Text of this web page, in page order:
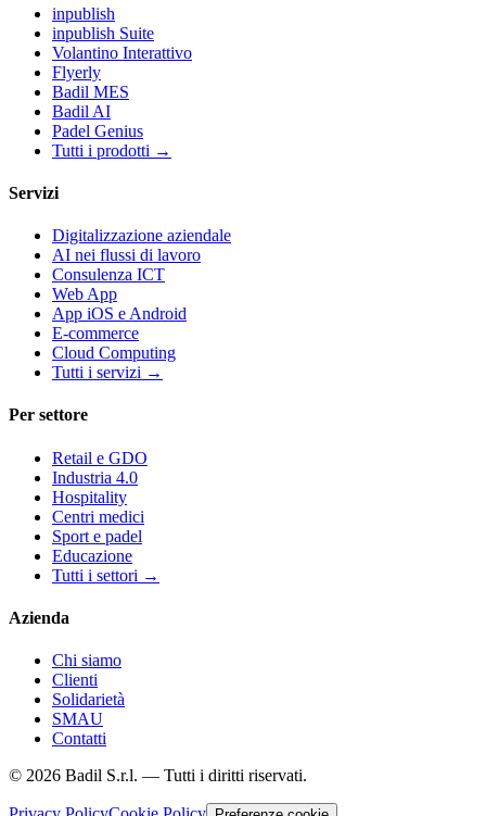
inpublish
inpublish Suite
Volantino Interattivo
Flyerly
Badil MES
Badil AI
Padel Genius
Tutti i prodotti →
Servizi
Digitalizzazione aziendale
AI nei flussi di lavoro
Consulenza ICT
Web App
App iOS e Android
E-commerce
Cloud Computing
Tutti i servizi →
Per settore
Retail e GDO
Industria 4.0
Hospitality
Centri medici
Sport e padel
Educazione
Tutti i settori →
Azienda
Chi siamo
Clienti
Solidarietà
SMAU
Contatti
© 2026 Badil S.r.l. — Tutti i diritti riservati.